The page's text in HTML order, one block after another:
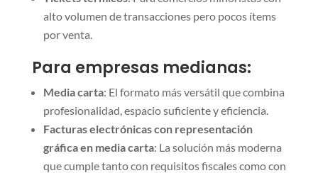
alto volumen de transacciones pero pocos ítems
por venta.
Para empresas medianas:
Media carta: El formato más versátil que combina
profesionalidad, espacio suficiente y eficiencia.
Facturas electrónicas con representación
gráfica en media carta: La solución más moderna
que cumple tanto con requisitos fiscales como con